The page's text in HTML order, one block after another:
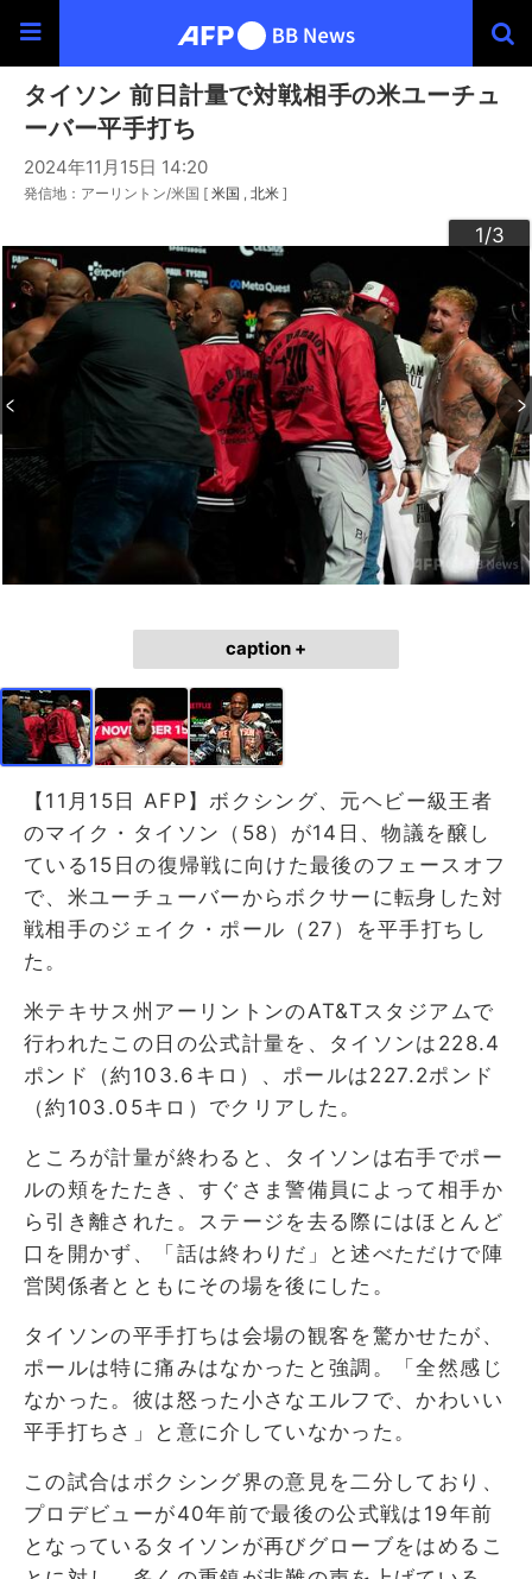
タイソン 前日計量で対戦相手の米ユーチュ
ーバー平手打ち
2024年11月15日 14:20
発信地：アーリントン/米国 [ 米国 北米 ]
1/3
2/3
3/3
caption +
【11月15日 AFP】ボクシング、元ヘビー級王者
のマイク・タイソン（58）が14日、物議を醸し
ている15日の復帰戦に向けた最後のフェースオフ
で、米ユーチューバーからボクサーに転身した対
戦相手のジェイク・ポール（27）を平手打ちし
た。
米テキサス州アーリントンのAT&Tスタジアムで
行われたこの日の公式計量を、タイソンは228.4
ポンド（約103.6キロ）、ポールは227.2ポンド
（約103.05キロ）でクリアした。
ところが計量が終わると、タイソンは右手でポー
ルの頬をたたき、すぐさま警備員によって相手か
ら引き離された。ステージを去る際にはほとんど
口を開かず、「話は終わりだ」と述べただけで陣
営関係者とともにその場を後にした。
タイソンの平手打ちは会場の観客を驚かせたが、
ポールは特に痛みはなかったと強調。「全然感じ
なかった。彼は怒った小さなエルフで、かわいい
平手打ちさ」と意に介していなかった。
この試合はボクシング界の意見を二分しており、
プロデビューが40年前で最後の公式戦は19年前
となっているタイソンが再びグローブをはめるこ